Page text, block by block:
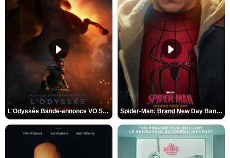
L'Odyssée Bande-annonce VO STFR Spider-Man: Brand New Day Bande-annonce VO STFR